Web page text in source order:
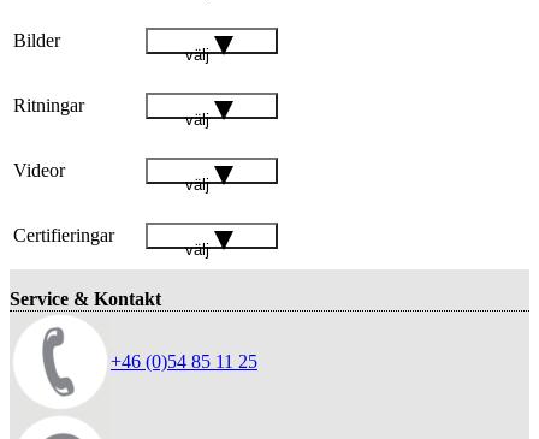
Bilder
välj
Ritningar
välj
Videor
välj
Certifieringar
välj
Service & Kontakt
+46 (0)54 85 11 25